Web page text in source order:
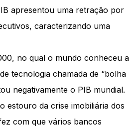
apresentou uma retração por
caracterizando uma
no qual o mundo conheceu a
tecnologia chamada de “bolha
negativamente o PIB mundial.
estouro da crise imobiliária dos
com que vários bancos